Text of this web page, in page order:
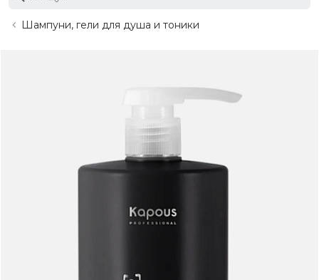
Шампуни, гели для душа и тоники